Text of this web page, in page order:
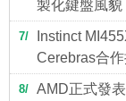
製化鍵盤風貌
7
Instinct
Cerebras合
8
AMD正式發